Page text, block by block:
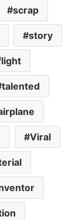
scrap
story
talented
Viral